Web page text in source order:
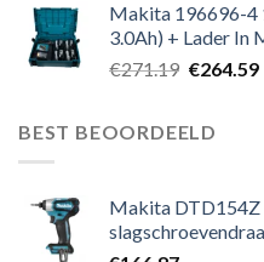
Makita 196696-4
3.0Ah) + Lader In
€271.19
€271.19.
€264.59
BEST BEOORDEELD
Makita DTD154Z